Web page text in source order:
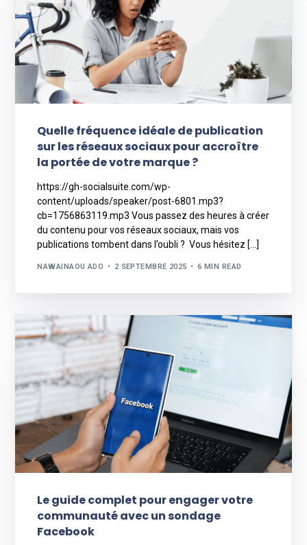
Quelle fréquence idéale de publication
sur les réseaux sociaux pour accroître
la portée de votre marque ?
https://gh-socialsuite.com/wp-
content/uploads/speaker/post-6801.mp3?
cb=1756863119.mp3 Vous passez des heures à créer
du contenu pour vos réseaux sociaux, mais vos
publications tombent dans l’oubli ? Vous hésitez […]
NAWAINAOU ADO 2 SEPTEMBRE 2025 6 MIN READ
Le guide complet pour engager votre
communauté avec un sondage
Facebook